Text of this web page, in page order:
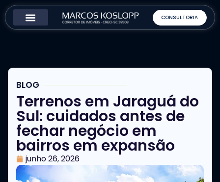
CONSULTORIA
BLOG
Terrenos em Jaraguá do
Sul: cuidados antes de
fechar negócio em
bairros em expansão
junho 26, 2026